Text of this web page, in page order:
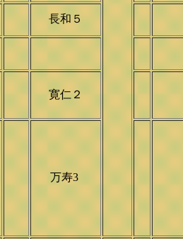
長和５
寛仁２
万寿3